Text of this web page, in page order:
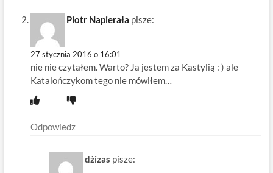
Piotr Napierała pisze:
27 stycznia 2016 o 16:01
nie nie czytałem. Warto? Ja jestem za Kastylią : ) ale
Katalończykom tego nie mówiłem…
Odpowiedz
dżizas pisze: